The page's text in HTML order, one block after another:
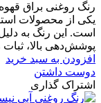
رنگ روغنی براق
یکی از محصولات
است. این رنگ به
پوشش‌دهی بالا،
افزودن به سبد خرید
دوست داشتن
اشتراک گذاری